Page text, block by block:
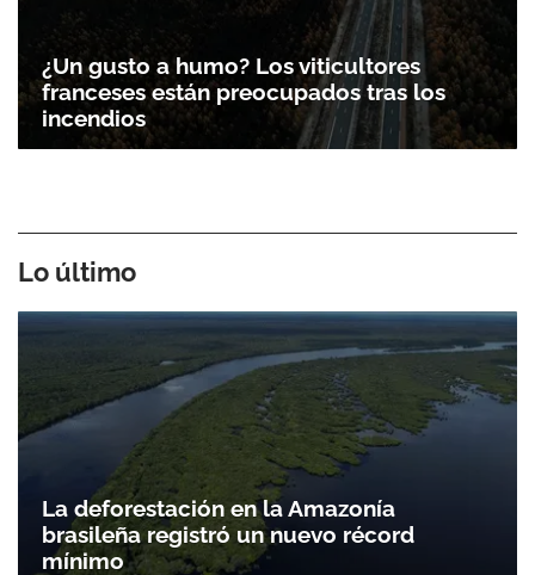
¿Un gusto a humo? Los viticultores
franceses están preocupados tras los
incendios
Lo último
La deforestación en la Amazonía
brasileña registró un nuevo récord
mínimo